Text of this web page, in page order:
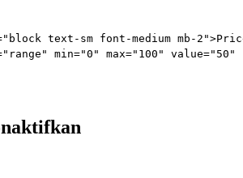
"block text-sm font-medium mb-2">
"range" min="0" max="100" value="50"